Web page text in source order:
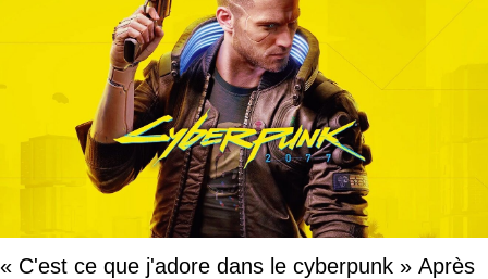
« C'est ce que j'adore dans le cyberpunk » Après